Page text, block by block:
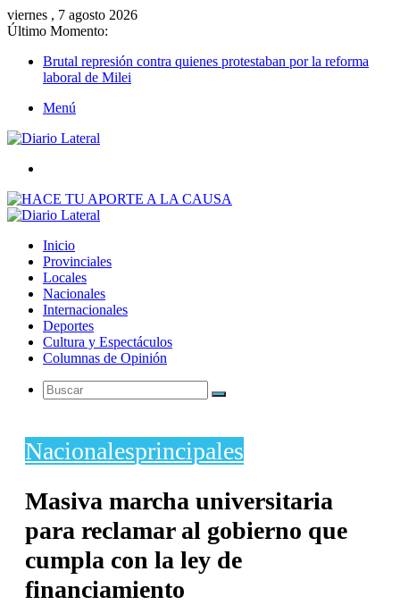
viernes , 7 agosto 2026
Último Momento:
Brutal represión contra quienes protestaban por la reforma
laboral de Milei
Menú
Inicio
Provinciales
Locales
Nacionales
Internacionales
Deportes
Cultura y Espectáculos
Columnas de Opinión
Buscar
Nacionalesprincipales
Masiva marcha universitaria
para reclamar al gobierno que
cumpla con la ley de
financiamiento